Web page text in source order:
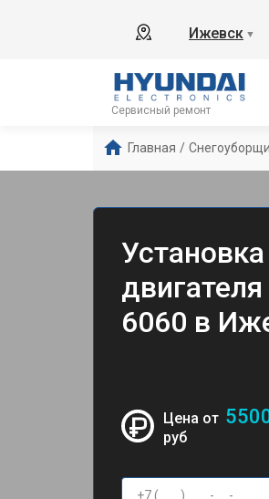
Ижевск ▼
Сервисный ремонт
Главная /
6060 в
Цена от
руб